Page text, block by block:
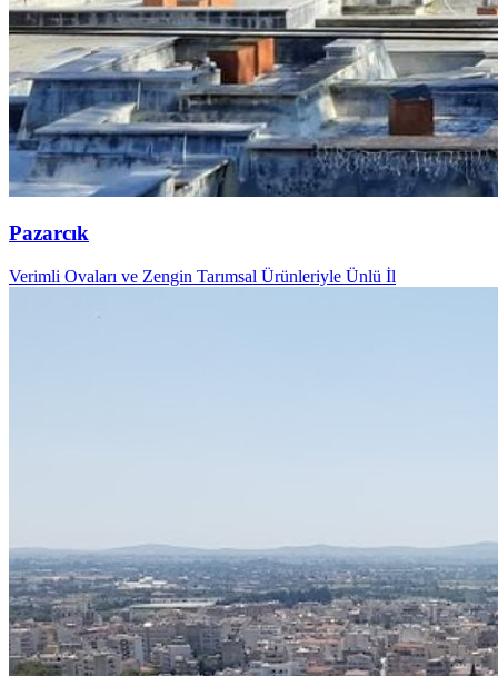
Pazarcık
Verimli Ovaları ve Zengin Tarımsal Ürünleriyle Ünlü İl